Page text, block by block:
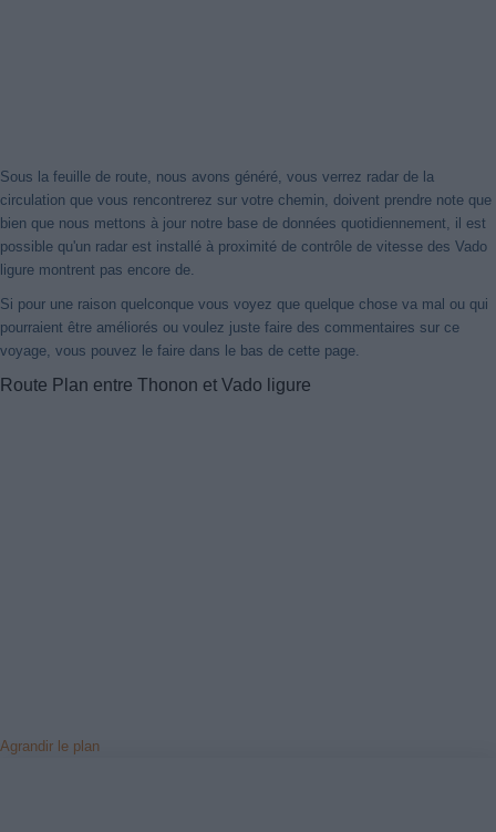
Sous la feuille de route, nous avons généré, vous verrez radar de la
circulation que vous rencontrerez sur votre chemin, doivent prendre note que
bien que nous mettons à jour notre base de données quotidiennement, il est
possible qu'un radar est installé à proximité de contrôle de vitesse des Vado
ligure montrent pas encore de.
Si pour une raison quelconque vous voyez que quelque chose va mal ou qui
pourraient être améliorés ou voulez juste faire des commentaires sur ce
voyage, vous pouvez le faire dans le bas de cette page.
Route Plan entre Thonon et Vado ligure
Agrandir le plan